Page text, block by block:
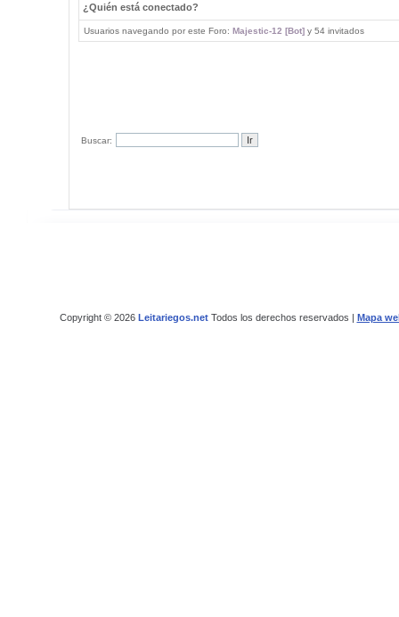
¿Quién está conectado?
Usuarios navegando por este Foro: Majestic-12 [Bot]y 54 invitados
Buscar:
Copyright © 2026 Leitariegos.netTodos los derechos reservados | Mapa